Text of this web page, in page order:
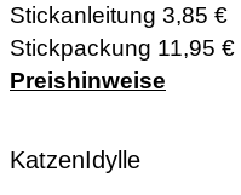
Stickanleitung 3,85 €
Stickpackung 11,95 €
Preishinweise
KatzenIdylle